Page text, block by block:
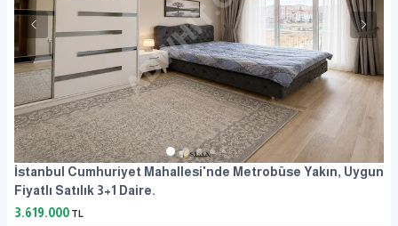
İstanbul Cumhuriyet Mahallesi'nde Metrobüse Yakın, Uygun
Fiyatlı Satılık 3+1 Daire.
3.619.000 TL